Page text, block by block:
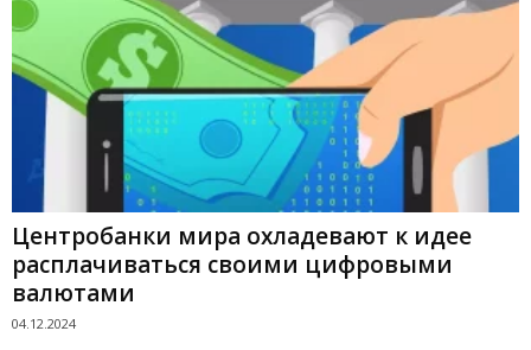
Центробанки мира охладевают к идее
расплачиваться своими цифровыми
валютами
04.12.2024